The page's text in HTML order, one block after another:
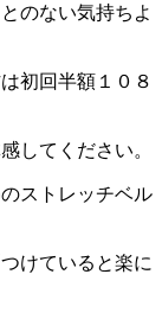
のない気持ちよ
初回半額１０８
してください。
ストレッチベル
けていると楽に